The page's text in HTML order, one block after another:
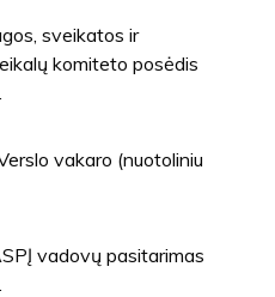
sveikatos ir
komiteto posėdis
vakaro (nuotoliniu
vadovų pasitarimas